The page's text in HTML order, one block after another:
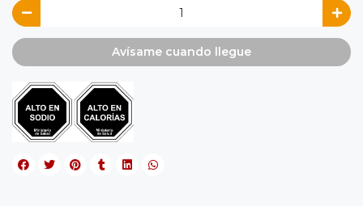
Avísame cuando llegue